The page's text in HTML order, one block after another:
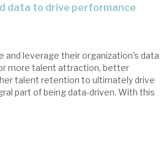
data to drive performance
and leverage their organization's data
more talent attraction, better
talent retention to ultimately drive
part of being data-driven. With this